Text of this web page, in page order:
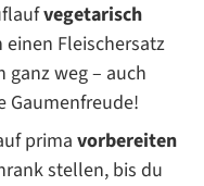
vegetarisch
Fleischersatz
ganz weg – auch
Gaumenfreude!
prima vorbereiten
stellen, bis du